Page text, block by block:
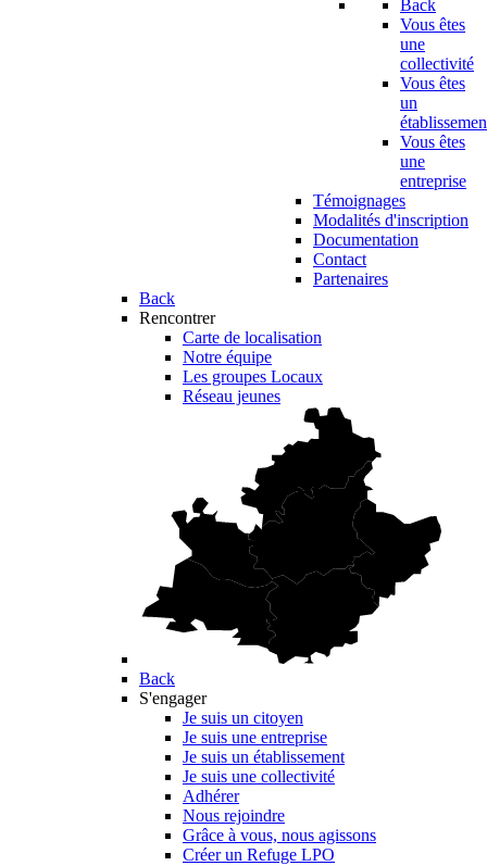
Back
Vous êtes
une
collectivité
Vous êtes
un
Vous êtes
une
entreprise
Témoignages
Modalités d'inscription
Documentation
Contact
Partenaires
Back
Rencontrer
Carte de localisation
Notre équipe
Les groupes Locaux
Réseau jeunes
Back
S'engager
Je suis un citoyen
Je suis une entreprise
Je suis un établissement
Je suis une collectivité
Adhérer
Nous rejoindre
Grâce à vous, nous agissons
Créer un Refuge LPO